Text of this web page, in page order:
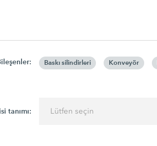
Baskı silindirleri Konveyör
tanımı: Lütfen seçin